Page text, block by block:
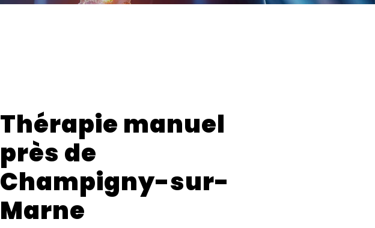
Thérapie manuel
près de
Champigny-sur-
Marne